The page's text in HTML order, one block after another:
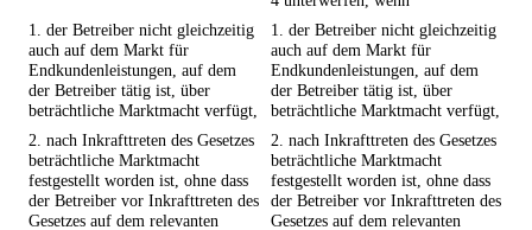
1. der Betreiber nicht gleichzeitig
auch auf dem Markt für
Endkundenleistungen, auf dem
der Betreiber tätig ist, über
beträchtliche Marktmacht verfügt,
1. der Betreiber nicht gleichzeitig
auch auf dem Markt für
Endkundenleistungen, auf dem
der Betreiber tätig ist, über
beträchtliche Marktmacht verfügt,
2. nach Inkrafttreten des Gesetzes
beträchtliche Marktmacht
festgestellt worden ist, ohne dass
der Betreiber vor Inkrafttreten des
Gesetzes auf dem relevanten
2. nach Inkrafttreten des Gesetzes
beträchtliche Marktmacht
festgestellt worden ist, ohne dass
der Betreiber vor Inkrafttreten des
Gesetzes auf dem relevanten